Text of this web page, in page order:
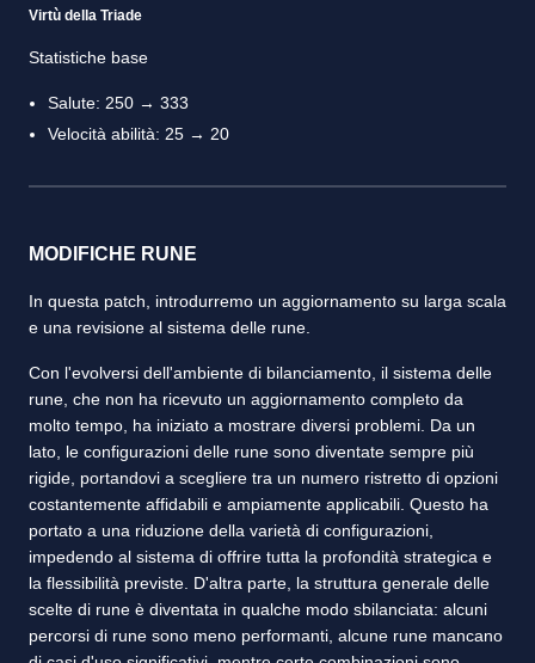
Virtù della Triade
Statistiche base
Salute: 250 → 333
Velocità abilità: 25 → 20
MODIFICHE RUNE
In questa patch, introdurremo un aggiornamento su larga scala
e una revisione al sistema delle rune.
Con l'evolversi dell'ambiente di bilanciamento, il sistema delle
rune, che non ha ricevuto un aggiornamento completo da
molto tempo, ha iniziato a mostrare diversi problemi. Da un
lato, le configurazioni delle rune sono diventate sempre più
rigide, portandovi a scegliere tra un numero ristretto di opzioni
costantemente affidabili e ampiamente applicabili. Questo ha
portato a una riduzione della varietà di configurazioni,
impedendo al sistema di offrire tutta la profondità strategica e
la flessibilità previste. D'altra parte, la struttura generale delle
scelte di rune è diventata in qualche modo sbilanciata: alcuni
percorsi di rune sono meno performanti, alcune rune mancano